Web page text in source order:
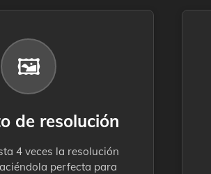
🖼️
de resolución
4 veces la resolución
perfecta para